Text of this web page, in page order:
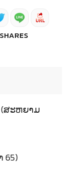
SHARES
(ສະຫຍາມ
65)